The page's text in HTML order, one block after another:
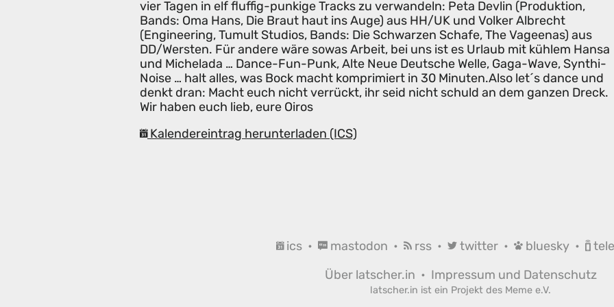
vier Tagen in elf fluffig-punkige Tracks zu verwandeln: Peta Devlin (Produktion,
Bands: Oma Hans, Die Braut haut ins Auge) aus HH/UK und Volker Albrecht
(Engineering, Tumult Studios, Bands: Die Schwarzen Schafe, The Vageenas) aus
DD/Wersten. Für andere wäre sowas Arbeit, bei uns ist es Urlaub mit kühlem Hansa
und Michelada … Dance-Fun-Punk, Alte Neue Deutsche Welle, Gaga-Wave, Synthi-
Noise … halt alles, was Bock macht komprimiert in 30 Minuten.Also let´s dance und
denkt dran: Macht euch nicht verrückt, ihr seid nicht schuld an dem ganzen Dreck.
Wir haben euch lieb, eure Oiros
Kalendereintrag herunterladen (ICS)
ics • mastodon • rss • twitter • bluesky •
Über latscher.in • Impressum und Datenschutz
latscher.in ist ein Projekt des Meme e.V.